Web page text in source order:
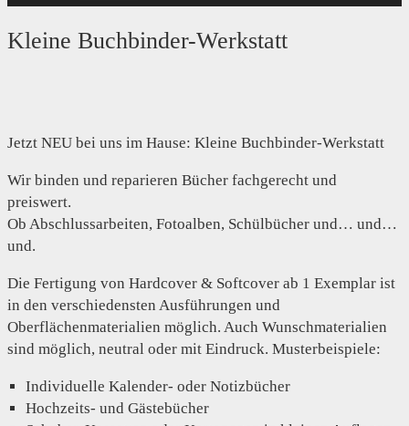
Kleine Buchbinder-Werkstatt
Jetzt NEU bei uns im Hause: Kleine Buchbinder-Werkstatt
Wir binden und reparieren Bücher fachgerecht und
preiswert.
Ob Abschlussarbeiten, Fotoalben, Schülbücher und… und…
und.
Die Fertigung von Hardcover & Softcover ab 1 Exemplar ist
in den verschiedensten Ausführungen und
Oberflächenmaterialien möglich. Auch Wunschmaterialien
sind möglich, neutral oder mit Eindruck. Musterbeispiele:
Individuelle Kalender- oder Notizbücher
Hochzeits- und Gästebücher